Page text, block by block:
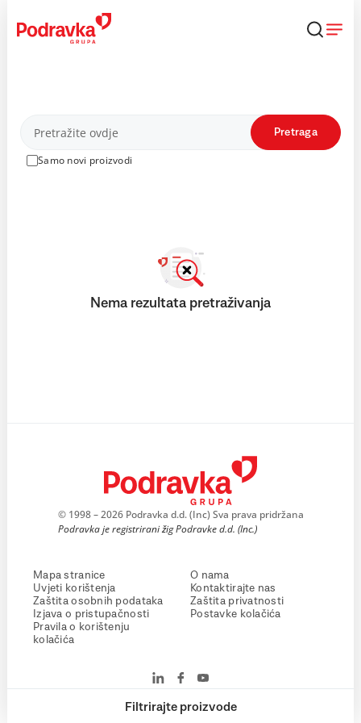
content
Proizvodi
Samo novi proizvodi
Pretraga
Filtrirajte proizvode
Nema rezultata pretraživanja
© 1998 – 2026 Podravka d.d. (Inc) Sva prava pridržana
Podravka je registrirani žig Podravke d.d. (Inc.)
Mapa stranice
Uvjeti korištenja
Zaštita osobnih podataka
Izjava o pristupačnosti
Pravila o korištenju
kolačića
O nama
Kontaktirajte nas
Zaštita privatnosti
Postavke kolačića